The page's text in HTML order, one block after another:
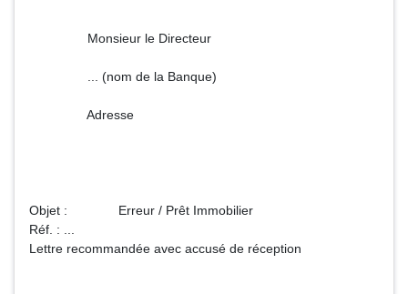
Monsieur le Directeur
... (nom de la Banque)
Adresse
Objet : Erreur / Prêt Immobilier
Réf. : ...
Lettre recommandée avec accusé de réception